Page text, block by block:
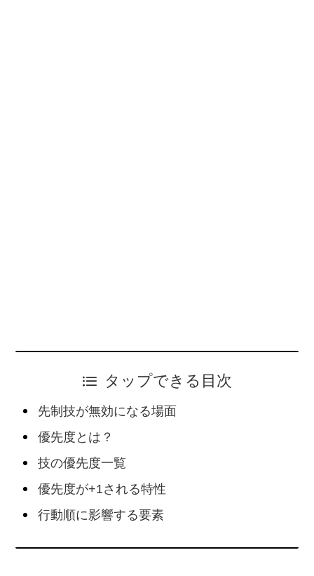
タップできる目次
先制技が無効になる場面
優先度とは？
技の優先度一覧
優先度が+1される特性
行動順に影響する要素